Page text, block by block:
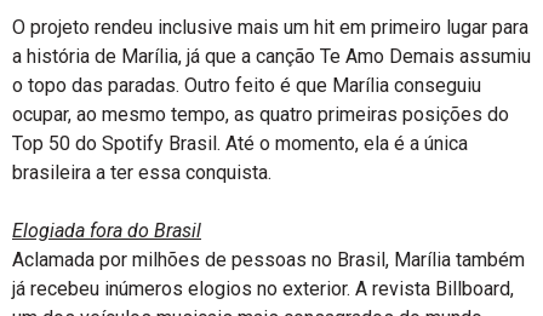
O projeto rendeu inclusive mais um hit em primeiro lugar para
a história de Marília, já que a canção Te Amo Demais assumiu
o topo das paradas. Outro feito é que Marília conseguiu
ocupar, ao mesmo tempo, as quatro primeiras posições do
Top 50 do Spotify Brasil. Até o momento, ela é a única
brasileira a ter essa conquista.
Elogiada fora do Brasil
Aclamada por milhões de pessoas no Brasil, Marília também
já recebeu inúmeros elogios no exterior. A revista Billboard,